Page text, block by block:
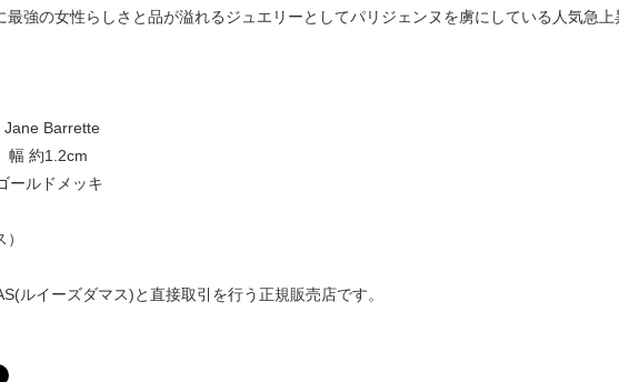
最強の女性らしさと品が溢れるジュエリーとしてパリジェンヌを虜にしている人気急
Jane Barrette
幅 約1.2cm
ールドメッキ
ルイーズダマス)と直接取引を行う正規販売店です。